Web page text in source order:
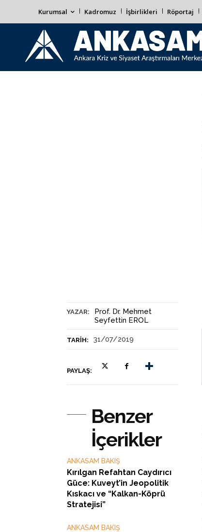
Kurumsal Kadromuz İşbirlikleri Röportaj
YAZAR:
Prof. Dr. Mehmet
Seyfettin EROL
TARIH: 31/07/2019
PAYLAŞ:
Benzer
İçerikler
ANKASAM BAKIŞ
Kırılgan Refahtan Caydırıcı
Güce: Kuveyt’in Jeopolitik
Kıskacı ve “Kalkan-Köprü
Stratejisi”
ANKASAM BAKIŞ